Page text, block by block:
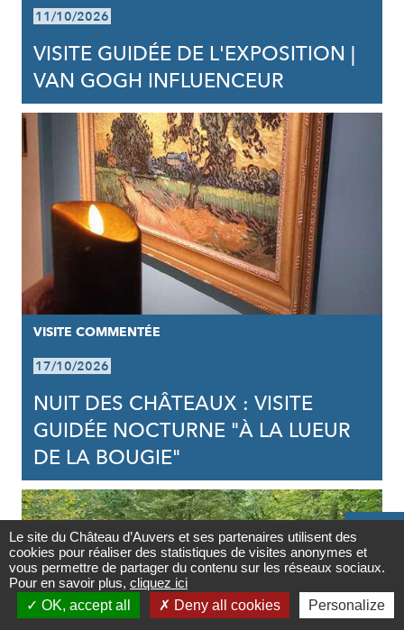
Contact

Newsletter
11/10/2026
VISITE GUIDÉE DE L'EXPOSITION |
VAN GOGH INFLUENCEUR
VISITE COMMENTÉE
17/10/2026
NUIT DES CHÂTEAUX : VISITE
GUIDÉE NOCTURNE "À LA LUEUR
DE LA BOUGIE"
Le site du Château d’Auvers et ses partenaires utilisent des
cookies pour réaliser des statistiques de visites anonymes et
vous permettre de partager du contenu sur les réseaux sociaux.
Pour en savoir plus, cliquez ici
OK, accept all
Deny all cookies Personalize